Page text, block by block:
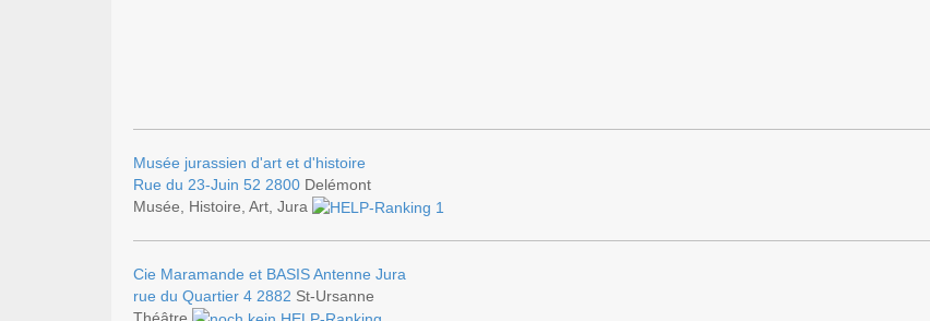
Musée jurassien d'art et d'histoire
Rue du 23-Juin 52 2800 Delémont
Musée, Histoire, Art, Jura
Cie Maramande et BASIS Antenne Jura
rue du Quartier 4 2882 St-Ursanne